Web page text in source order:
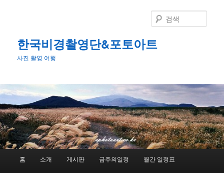
어
기
한국비경촬영단&포토아트
사진 촬영 여행
색
홈 소개 게시판 금주의일정 월간 일정표